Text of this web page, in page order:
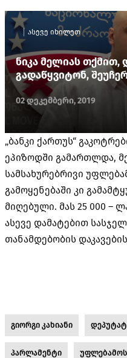
ასევე იხილეთ
ნიკა მელიას თქმით,
გადაწყვიტონ,
02 დეკემბერი, 2019
„ბანკი ქართუს“
ეპიზოდში გამართლდა,
სამსახურებრივი
გამოყენებაში კი
მიღებული. მას 25 000 –
ასევე დამატებით
თანამდებობის
გიორგი კახიანი
პარლამენტი